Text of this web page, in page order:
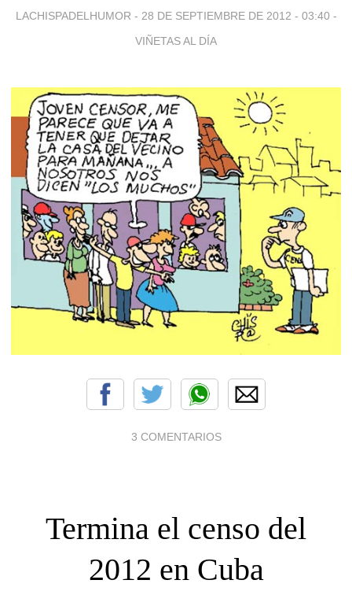
LACHISPADELHUMOR - 28 DE SEPTIEMBRE DE 2012 - 03:40 -
VIÑETAS AL DÍA
3 COMENTARIOS
Termina el censo del
2012 en Cuba